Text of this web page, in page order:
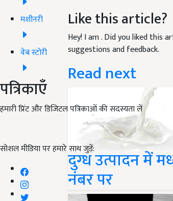
मशीनरी
वेब स्टोरी
पत्रिकाएँ
हमारी प्रिंट और डिजिटल पत्रिकाओं की सदस्यता लें
सोशल मीडिया पर हमारे साथ जुड़ें:
Like this article?
Hey! I am. Did you liked this
suggestions and feedback.
Read next
दुग्ध उत्पादन में
नंबर पर